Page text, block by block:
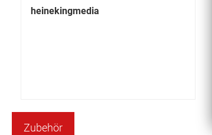
heinekingmedia
Zubehör